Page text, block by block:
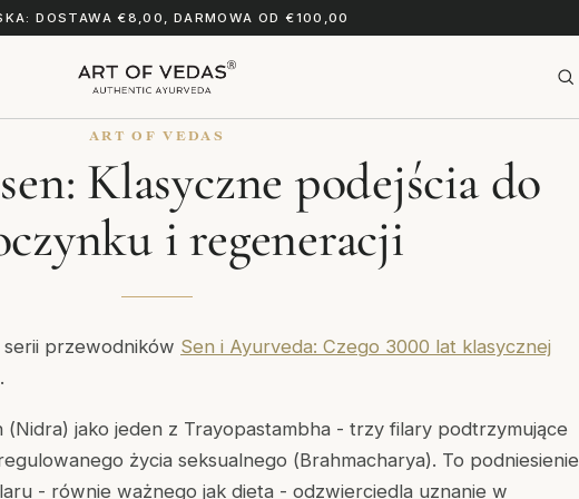
DOSTAWA €8,00, DARMOWA OD €100,00
ART OF VEDAS
Klasyczne podejścia do
i regeneracji
serii przewodników Sen i Ayurveda: Czego 3000 lat klasycznej
.
(Nidra) jako jeden z Trayopastambha - trzy filary podtrzymujące
życia seksualnego (Brahmacharya). To podniesienie
- równie ważnego jak dieta - odzwierciedla uznanie w